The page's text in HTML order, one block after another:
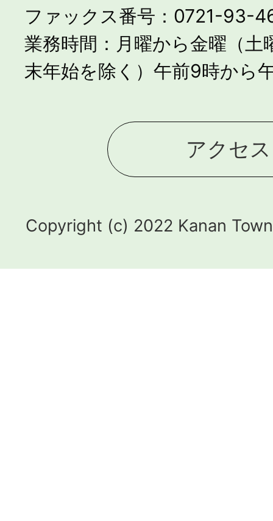
ファックス番号：0721-93-
業務時間：月曜から金曜（土
末年始を除く）午前9時から
アクセス
Copyright (c) 2022 Kanan